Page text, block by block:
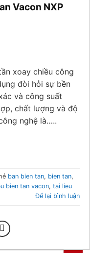
Vacon NXP
xoay chiều công
đòi hỏi sự bền
và công suất
chất lượng và độ
nghệ là…..
ban bien tan, bien tan,
bien tan vacon, tai lieu
Để lại bình luận